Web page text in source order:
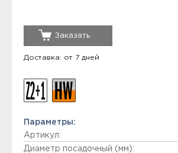
Заказать
Доставка: от 7 дней
Параметры:
Артикул:
Диаметр посадочный (мм):